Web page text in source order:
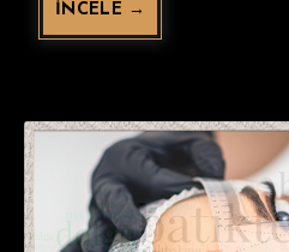
İNCELE →